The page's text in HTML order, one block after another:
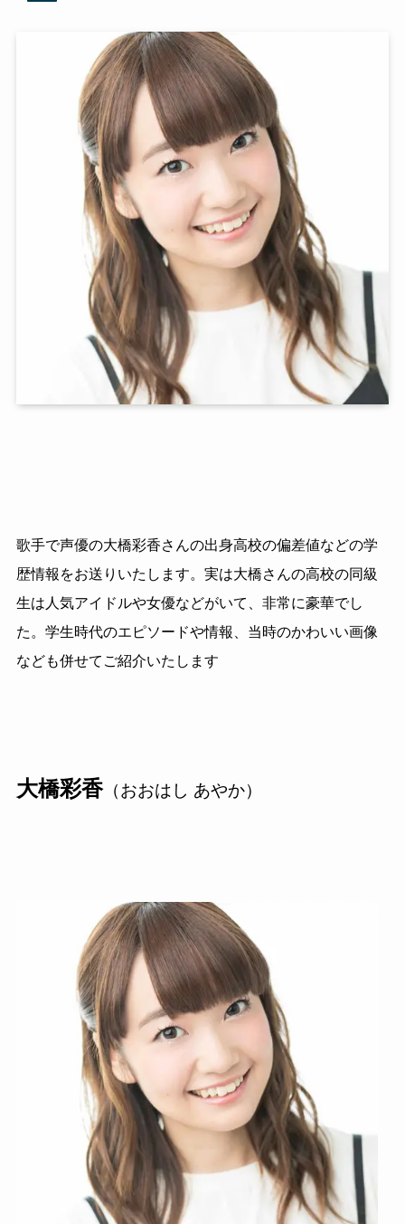
歌手で声優の大橋彩香さんの出身高校の偏差値などの学
歴情報をお送りいたします。実は大橋さんの高校の同級
生は人気アイドルや女優などがいて、非常に豪華でし
た。学生時代のエピソードや情報、当時のかわいい画像
なども併せてご紹介いたします
大橋彩香（おおはし あやか）